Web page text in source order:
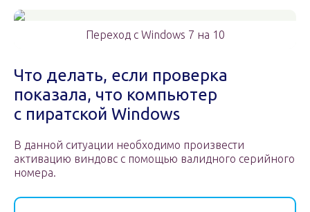
Переход с Windows 7 на 10
Что делать, если проверка
показала, что компьютер
с пиратской Windows
В данной ситуации необходимо произвести
активацию виндовс с помощью валидного серийного
номера.